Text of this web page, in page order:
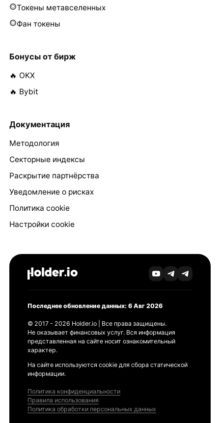
Токены метавселенных
Фан токены
Бонусы от бирж
🔥 OKX
🔥 Bybit
Документация
Методология
Секторные индексы
Раскрытие партнёрства
Уведомление о рисках
Политика cookie
Настройки cookie
Последнее обновление данных: 6 Авг 2026
© 2017 - 2026 Holder.io | Все права защищены.
Не оказывает финансовых услуг. Вся информация
представленная на сайте носит ознакомительный
характер.
На сайте используются cookie для сбора статической
информации.
Политика конфиденциальности
Правила использования
Политика обработки персональных данных